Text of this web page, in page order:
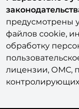
Разработано с
предусмотрены
файлов cookie,
обработку
лицензии, ОМС,